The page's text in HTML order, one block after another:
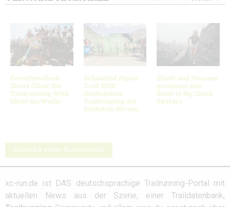
Favoritencheck
Sierre-Zinal: Die
Trailrunning-Welt
blickt ins Wallis
Schnalstal Alpine
Trail 2026:
Hochalpines
Trailrunning auf
höchstem Niveau
Elliott und Pannone
gewinnen den
Beast of Big Creek
Skyrace
Schreibe einen Kommentar
xc-run.de ist DAS deutschsprachige Trailrunning-Portal mit
aktuellen News aus der Szene, einer Traildatenbank,